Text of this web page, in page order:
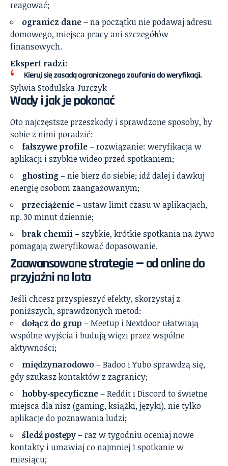
reagować;
ogranicz dane– na początku nie podawaj adresu
domowego, miejsca pracy ani szczegółów
finansowych.
Ekspert radzi:
Kieruj się zasadą ograniczonego zaufania do weryfikacji.
Sylwia Stodulska‑Jurczyk
Wady i jak je pokonać
Oto najczęstsze przeszkody i sprawdzone sposoby, by
sobie z nimi poradzić:
fałszywe profile– rozwiązanie: weryfikacja w
aplikacji i szybkie wideo przed spotkaniem;
ghosting – nie bierz do siebie; idź dalej i dawkuj
energię osobom zaangażowanym;
przeciążenie– ustaw limit czasu w aplikacjach,
np. 30 minut dziennie;
brak chemii– szybkie, krótkie spotkania na żywo
pomagają zweryfikować dopasowanie.
Zaawansowane strategie — od online do
przyjaźni na lata
Jeśli chcesz przyspieszyć efekty, skorzystaj z
poniższych, sprawdzonych metod:
dołącz do grup – Meetup i Nextdoor ułatwiają
wspólne wyjścia i budują więzi przez wspólne
aktywności;
międzynarodowo– Badoo i Yubo sprawdzą się,
gdy szukasz kontaktów z zagranicy;
hobby‑specyficzne– Reddit i Discord to świetne
miejsca dla nisz (gaming, książki, języki), nie tylko
aplikacje do poznawania ludzi;
śledź postępy– raz w tygodniu oceniaj nowe
kontakty i umawiaj co najmniej 1 spotkanie w
miesiącu;